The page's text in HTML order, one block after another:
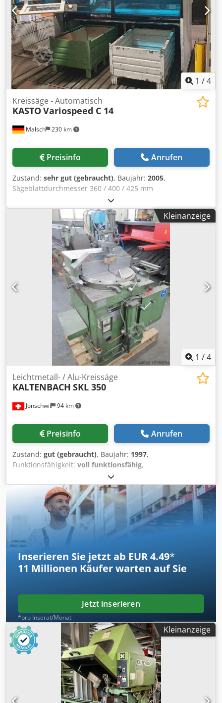
Dosiersprüheinrichtung Wartungseinheit Chodpfx Aezdi
Nmsftja
1 /4
Malsch 230 km
Kreissäge - Automatisch
KASTOVariospeed C 14
Preisinfo Anrufen
Zustand: sehr gut (gebraucht), Baujahr: 2005,
Sägeblattdurchmesser 360 / 400 / 425 mm
Schnittdurchmesser 10 - 140 mm Schnittgeschwindigkeit 8
- 150 m/min Kühlwasserverbrauch max. 40 l/min
Materialauflagehöhe 950 mm Chsdpfx Afevzt Eqotea freier
Durchgang zwischen den Säulen 680 mm Steuerung
Siemens Simatic Gesamtleistungsbedarf 28 kW
Maschinengewicht ca. 4,2 t Raumbedarf ca. 2,8 x 1,8 x 2,2
m Baustähle, Rostfreie Stähle, Werkzeugstähle
Kleinanzeige
1 /4
Jonschwil 94 km
Leichtmetall- / Alu-Kreissäge
KALTENBACH SKL 350
Preisinfo Anrufen
Zustand: gut (gebraucht), Baujahr: 1997,
Funktionsfähigkeit: voll funktionsfähig,
350 mm
Gesamtbreite:1’150 mm, Gesamthöhe:1’550 mm,
Schnittbereich Rundstahl bei 90°:125 mm
Gesamtgewicht:620 kg, Sägeblattgeschwindigkeit:2’800
U/min
, Längenanschlag: 2’000 mm , ALU-Kreissäge
Halbautomat, Sägeblatt Ø 350 mm, Schnittleistung Ø ca.
125 mm, Motor 3,7 / 4,5 KW, 2-tourig 1420/2880 U/min.,
Vertikalspanner, Anschläge 30°, 45°, 60° 90° beidseitig,
Sägeblatt; Abmessungen 100x115x155 cm, ca. 600 kg
Csdpfstqfvyox Aftoha
Inserieren Sie jetzt ab EUR 4.49*
11 Millionen Käufer warten auf Sie
Jetzt inserieren
*pro Inserat/Monat
Kleinanzeige